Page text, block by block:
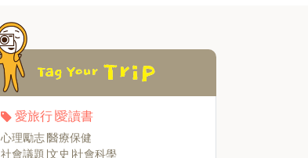
愛旅行∣愛讀書
心理勵志∣醫療保健
社會議題∣文史∣社會科學